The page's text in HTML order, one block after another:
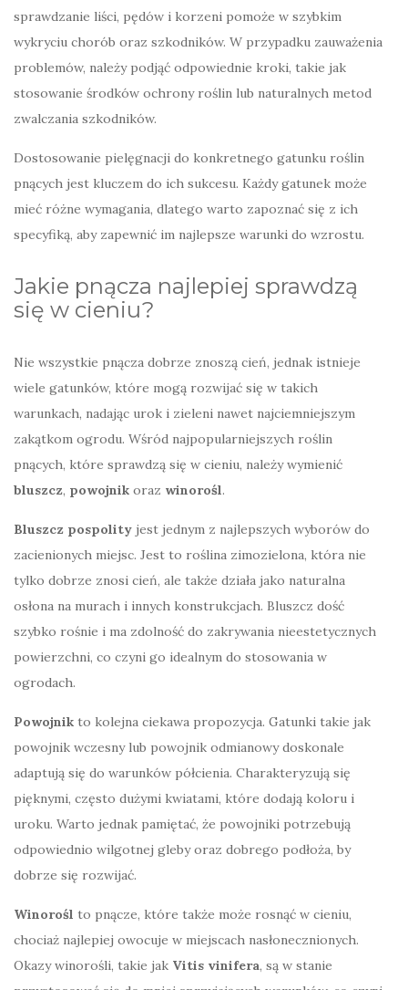
sprawdzanie liści, pędów i korzeni pomoże w szybkim
wykryciu chorób oraz szkodników. W przypadku zauważenia
problemów, należy podjąć odpowiednie kroki, takie jak
stosowanie środków ochrony roślin lub naturalnych metod
zwalczania szkodników.
Dostosowanie pielęgnacji do konkretnego gatunku roślin
pnących jest kluczem do ich sukcesu. Każdy gatunek może
mieć różne wymagania, dlatego warto zapoznać się z ich
specyfiką, aby zapewnić im najlepsze warunki do wzrostu.
Jakie pnącza najlepiej sprawdzą
się w cieniu?
Nie wszystkie pnącza dobrze znoszą cień, jednak istnieje
wiele gatunków, które mogą rozwijać się w takich
warunkach, nadając urok i zieleni nawet najciemniejszym
zakątkom ogrodu. Wśród najpopularniejszych roślin
pnących, które sprawdzą się w cieniu, należy wymienić
bluszcz, powojnik oraz winorośl.
Bluszcz pospolity jest jednym z najlepszych wyborów do
zacienionych miejsc. Jest to roślina zimozielona, która nie
tylko dobrze znosi cień, ale także działa jako naturalna
osłona na murach i innych konstrukcjach. Bluszcz dość
szybko rośnie i ma zdolność do zakrywania nieestetycznych
powierzchni, co czyni go idealnym do stosowania w
ogrodach.
Powojnik to kolejna ciekawa propozycja. Gatunki takie jak
powojnik wczesny lub powojnik odmianowy doskonale
adaptują się do warunków półcienia. Charakteryzują się
pięknymi, często dużymi kwiatami, które dodają koloru i
uroku. Warto jednak pamiętać, że powojniki potrzebują
odpowiednio wilgotnej gleby oraz dobrego podłoża, by
dobrze się rozwijać.
Winorośl to pnącze, które także może rosnąć w cieniu,
chociaż najlepiej owocuje w miejscach nasłonecznionych.
Okazy winorośli, takie jak Vitis vinifera, są w stanie